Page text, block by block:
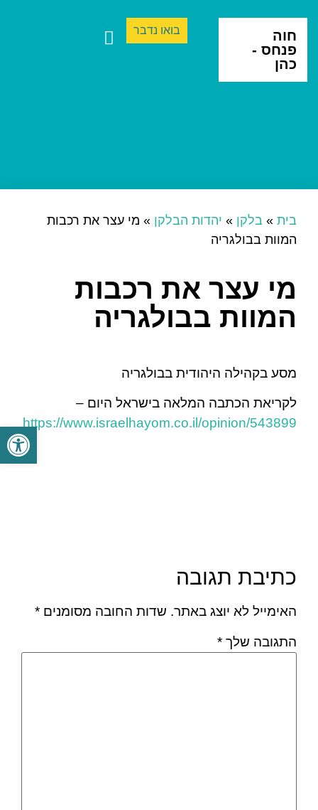
חוה
פנחס -
כהן
בואו נדבר
בית » בלקן » יהדות הבלקן » מי עצר את רכבות
המוות בבולגריה
מי עצר את רכבות
המוות בבולגריה
מסע בקהילה היהודית בבולגריה
לקריאת הכתבה המלאה בישראל היום –
https://www.israelhayom.co.il/opinion/543899
כתיבת תגובה
האימייל לא יוצג באתר. שדות החובה מסומנים *
התגובה שלך *
פתח